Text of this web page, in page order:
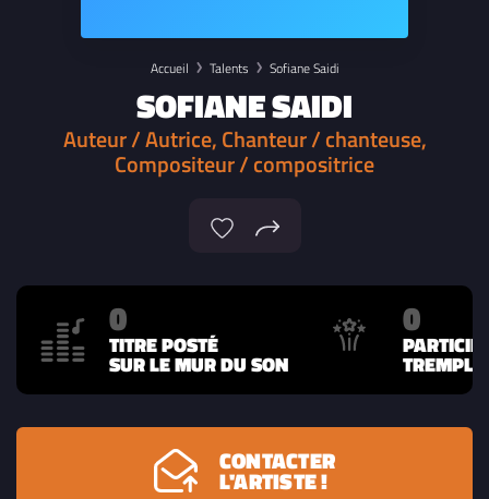
Accueil Talents Sofiane Saidi
SOFIANE SAIDI
Auteur / Autrice, Chanteur / chanteuse,
Compositeur / compositrice
0
TITRE POSTÉ
SUR LE MUR DU SON
0
CONTACTER
L'ARTISTE !